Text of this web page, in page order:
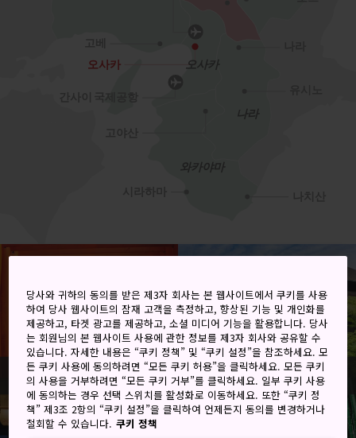
오사카
나라
와카야마
오사카
당사와 귀하의 동의를 받은 제3자 회사는 본 웹사이트에서 쿠키를 사용
하여 당사 웹사이트의 잠재 고객을 측정하고, 향상된 기능 및 개인화를
제공하고, 타겟 광고를 제공하고, 소셜 미디어 기능을 활용합니다. 당사
는 회원님의 본 웹사이트 사용에 관한 정보를 제3자 회사와 공유할 수
있습니다. 자세한 내용은 “쿠키 정책” 및 “쿠키 설정”을 참조하세요. 모
든 쿠키 사용에 동의하려면 “모든 쿠키 허용”을 클릭하세요. 모든 쿠키
의 사용을 거부하려면 “모든 쿠키 거부”를 클릭하세요. 일부 쿠키 사용
에 동의하는 경우 선택 스위치를 활성화로 이동하세요. 또한 “쿠키 정
책” 제3조 2항의 “쿠키 설정”을 클릭하여 언제든지 동의를 변경하거나
철회할 수 있습니다. 쿠키 정책